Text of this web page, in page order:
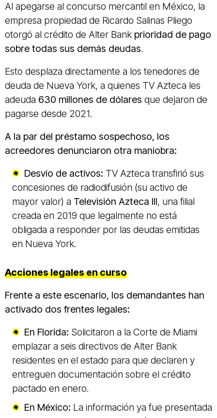
Al apegarse al concurso mercantil en México, la
empresa propiedad de Ricardo Salinas Pliego
otorgó al crédito de Alter Bank prioridad de pago
sobre todas sus demás deudas.
Esto desplaza directamente a los tenedores de
deuda de Nueva York, a quienes TV Azteca les
adeuda 630 millones de dólares que dejaron de
pagarse desde 2021.
A la par del préstamo sospechoso, los
acreedores denunciaron otra maniobra:
Desvío de activos: TV Azteca transfirió sus
concesiones de radiodifusión (su activo de
mayor valor) a Televisión Azteca III, una filial
creada en 2019 que legalmente no está
obligada a responder por las deudas emitidas
en Nueva York.
Acciones legales en curso
Frente a este escenario, los demandantes han
activado dos frentes legales:
En Florida: Solicitaron a la Corte de Miami
emplazar a seis directivos de Alter Bank
residentes en el estado para que declaren y
entreguen documentación sobre el crédito
pactado en enero.
En México: La información ya fue presentada